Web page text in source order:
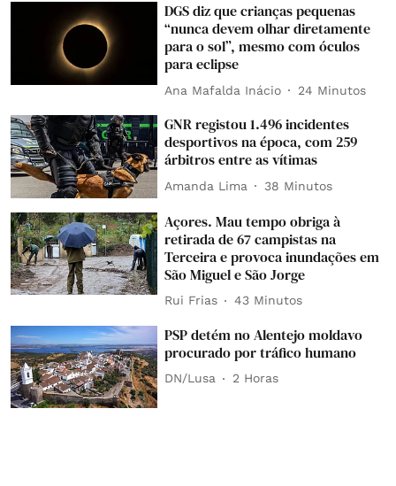
DGS diz que crianças pequenas
“nunca devem olhar diretamente
para o sol”, mesmo com óculos
para eclipse
Ana Mafalda Inácio 24 Minutos
GNR registou 1.496 incidentes
desportivos na época, com 259
árbitros entre as vítimas
Amanda Lima 38 Minutos
Açores. Mau tempo obriga à
retirada de 67 campistas na
Terceira e provoca inundações em
São Miguel e São Jorge
Rui Frias 43 Minutos
PSP detém no Alentejo moldavo
procurado por tráfico humano
DN/Lusa 2 Horas